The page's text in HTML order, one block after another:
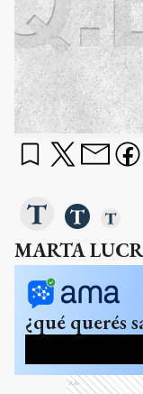
MARTA
¿qué querés
Ads